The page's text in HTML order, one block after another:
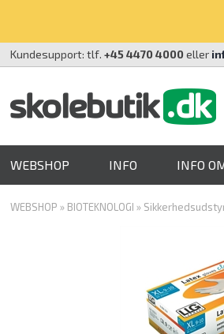
Kundesupport: tlf.+45 4470 4000 eller
WEBSHOP INFO INFO
WEBSHOP » BIOTEKNOLOGI »